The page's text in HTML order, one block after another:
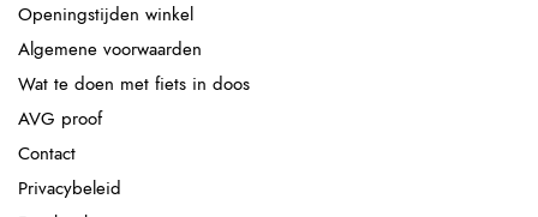
Openingstijden winkel
Algemene voorwaarden
Wat te doen met fiets in doos
AVG proof
Contact
Privacybeleid